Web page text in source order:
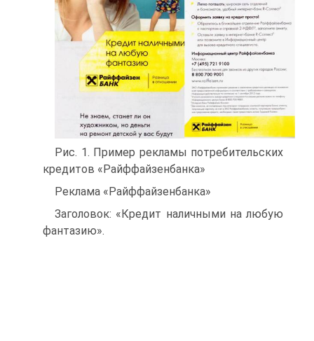
Рис. 1. Пример рекламы потребительских
кредитов «Райффайзенбанка»
Реклама «Райффайзенбанка»
Заголовок: «Кредит наличными на любую
фантазию».